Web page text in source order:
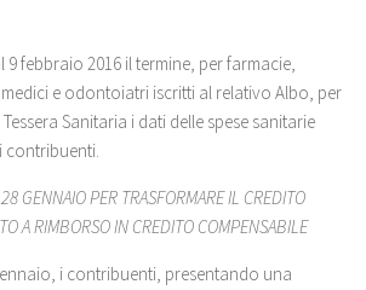
9 febbraio 2016 il termine, per farmacie,
e odontoiatri iscritti al relativo Albo, per
Sanitaria i dati delle spese sanitarie
contribuenti.
GENNAIO PER TRASFORMARE IL CREDITO
A RIMBORSO IN CREDITO COMPENSABILE
i contribuenti, presentando una